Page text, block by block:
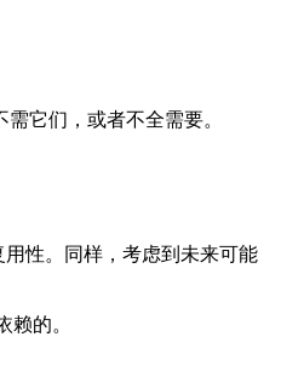
它们，或者不全需要。
性。同样， 考虑到未来可能
赖的。